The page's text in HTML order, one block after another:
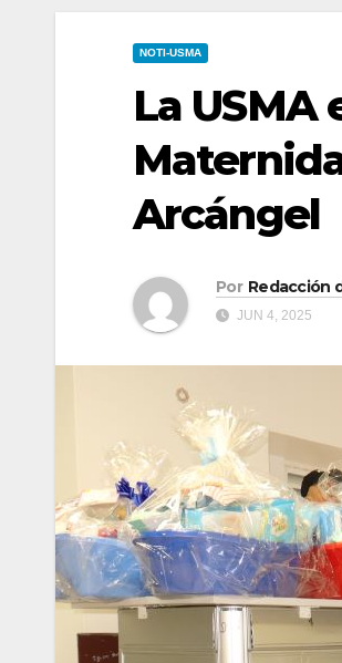
NOTI-USMA
La USMA
Arcángel
Por Redacción
JUN 4, 2025